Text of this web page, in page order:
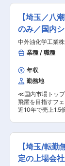
に関われる ・幅
外の知識を得ることがで
OJTトレーナー
け研修やロジカ
援など、専門性
スキルアップをして
徴： (1)創業65
工事業、電気工
スチック加工・
合エンジニアリ
発により14の特
スやベンツ、ミ
と直接取引によ
え工事など、継
板工事に関して
います。再生エ
ことで、安定した
の範囲：会社の
します。 ★8月新規開業★ 未経験から始める【建
物設備の専門職
い」 「将来につ
そんな方に向け
業務の仕事をお
り） 書類手続き
ますが、知識や
階的に学べる環境を整
住宅やアパート
に、 水道や排水
務を担当します
請用図面の作成
書類の準備・手
社内メンバーと
気設備に関する
に関われるため
同行や書類作成
つずつ覚えてい
も多く、「未経
【埼玉／八
のみ／国内
し
中外油化学工業
業種 / 職種
年収
勤務地
≪国内市場トッ
飛躍を目指すフ
近10年で売上1.5
の安定基盤と、
います！ ◎転勤
特別休暇制度あ
です◎ ■採用背景： 当社は1954年創業の潤滑油
専業メーカーで
【埼玉/転
定の上場会